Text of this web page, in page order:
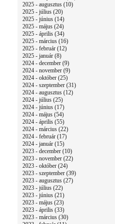
2025 - augusztus (10)
2025 - július (20)
2025 - június (14)
2025 - május (24)
2025 - április (34)
2025 - március (16)
2025 - február (12)
2025 - január (8)
2024 - december (9)
2024 - november (9)
2024 - október (25)
2024 - szeptember (31)
2024 - augusztus (12)
2024 - július (25)
2024 - június (17)
2024 - május (54)
2024 - április (55)
2024 - március (22)
2024 - február (17)
2024 - január (15)
2023 - december (10)
2023 - november (22)
2023 - október (24)
2023 - szeptember (39)
2023 - augusztus (27)
2023 - július (22)
2023 - június (21)
2023 - május (23)
2023 - április (33)
2023 - március (30)